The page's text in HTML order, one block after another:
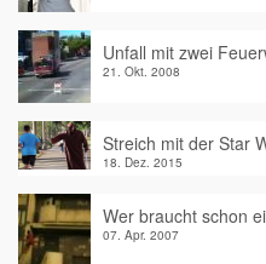
Unfall mit zwei
21. Okt. 2008
Streich mit der Star
18. Dez. 2015
Wer braucht schon
07. Apr. 2007